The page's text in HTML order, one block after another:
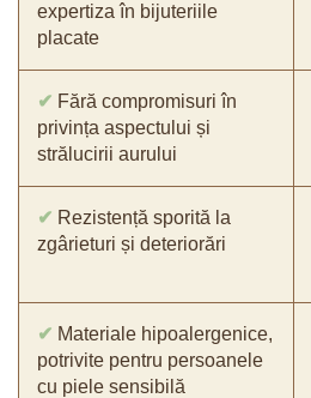
expertiza în bijuteriile
placate
✔ Fără compromisuri în
privința aspectului și
strălucirii aurului
✔ Rezistență sporită la
zgârieturi și deteriorări
✔ Materiale hipoalergenice,
potrivite pentru persoanele
cu piele sensibilă